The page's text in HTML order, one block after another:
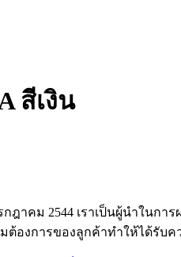
สีเงิน
กฎาคม 2544 เราเป็นผู้นำใ
ต้องการของลูกค้าทำให้ได้รับ